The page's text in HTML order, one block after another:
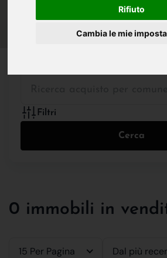
Rifiuto
Cambia le mie
Filtri
Cerca
0 immobili in
15 Per Pagina Dal più